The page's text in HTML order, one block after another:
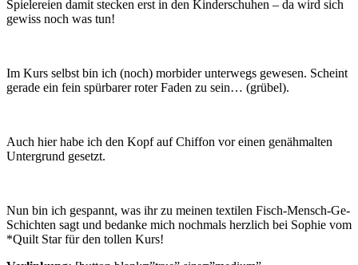
Spielereien damit stecken erst in den Kinderschuhen – da wird sich
gewiss noch was tun!
Im Kurs selbst bin ich (noch) morbider unterwegs gewesen. Scheint
gerade ein fein spürbarer roter Faden zu sein… (grübel).
Auch hier habe ich den Kopf auf Chiffon vor einen genähmalten
Untergrund gesetzt.
Nun bin ich gespannt, was ihr zu meinen textilen Fisch-Mensch-Ge-
Schichten sagt und bedanke mich nochmals herzlich bei Sophie vom
*Quilt Star für den tollen Kurs!